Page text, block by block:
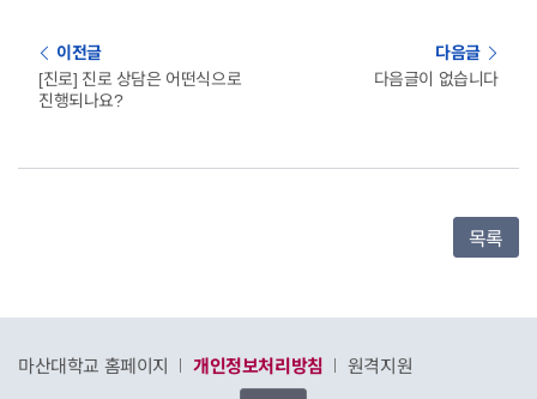
이전글
[진로] 진로 상담은 어떤식으로
진행되나요?
다음글
다음글이 없습니다
목록
마산대학교 홈페이지 개인정보처리방침 원격지원